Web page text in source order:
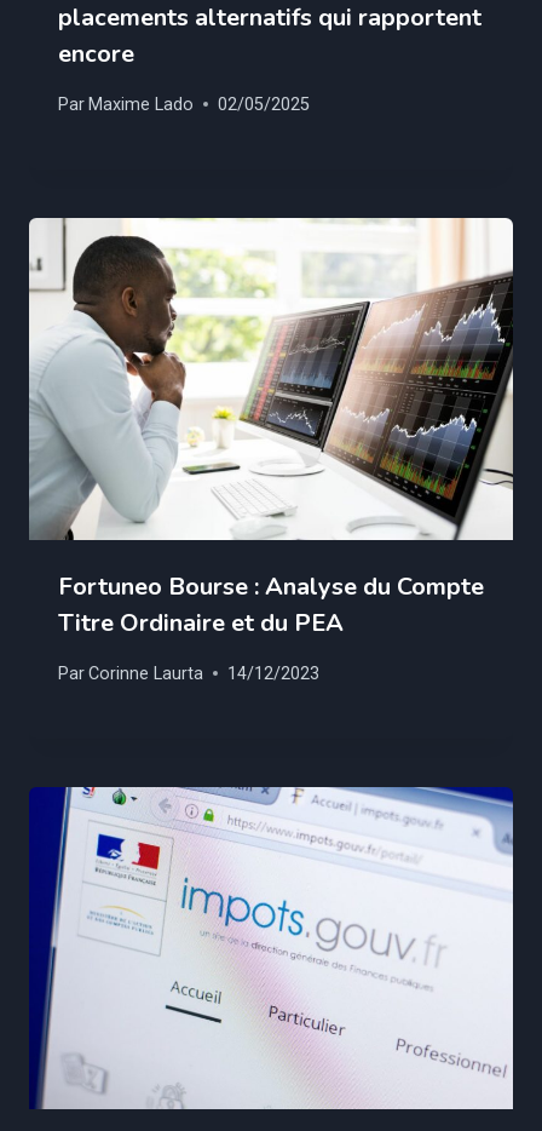
placements alternatifs qui rapportent
encore
Par Maxime Lado 02/05/2025
Fortuneo Bourse : Analyse du Compte
Titre Ordinaire et du PEA
ParCorinne Laurta 14/12/2023